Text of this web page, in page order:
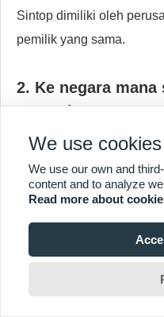
Sintop dimiliki oleh
pemilik yang sama.
2. Ke negara
mengekspor?
Kami terutama
merek internasional
3. Apakah Anda
minimum?
Tidak, kami tidak
We use cookies
We use our own and
content and to analyze
Read more about